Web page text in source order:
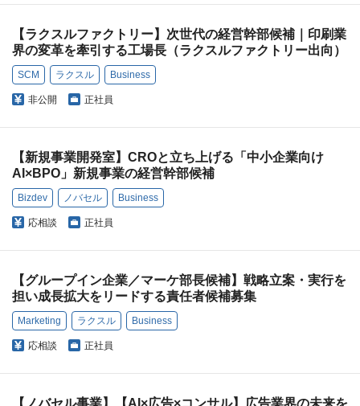
【ラクスルファクトリー】次世代の経営幹部候補｜印刷業
界の変革を牽引する工場長（ラクスルファクトリー出向）
SCM ラクスル Business
非公開 正社員
【新規事業開発室】CROと立ち上げる「中小企業向け
AI×BPO」新規事業の経営幹部候補
Bizdev ノバセル Business
応相談 正社員
【グループイン企業／マーケ部長候補】戦略立案・実行を
担い成長拡大をリードする責任者候補募集
Marketing ラクスル Business
応相談 正社員